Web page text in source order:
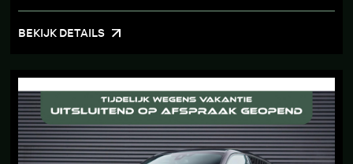
BEKIJK DETAILS